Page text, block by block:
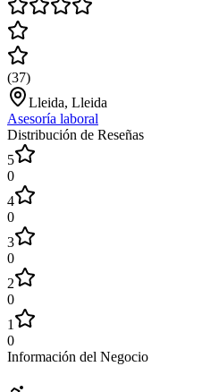
(37)
Lleida, Lleida
Asesoría laboral
Distribución de Reseñas
5
0
4
0
3
0
2
0
1
0
Información del Negocio